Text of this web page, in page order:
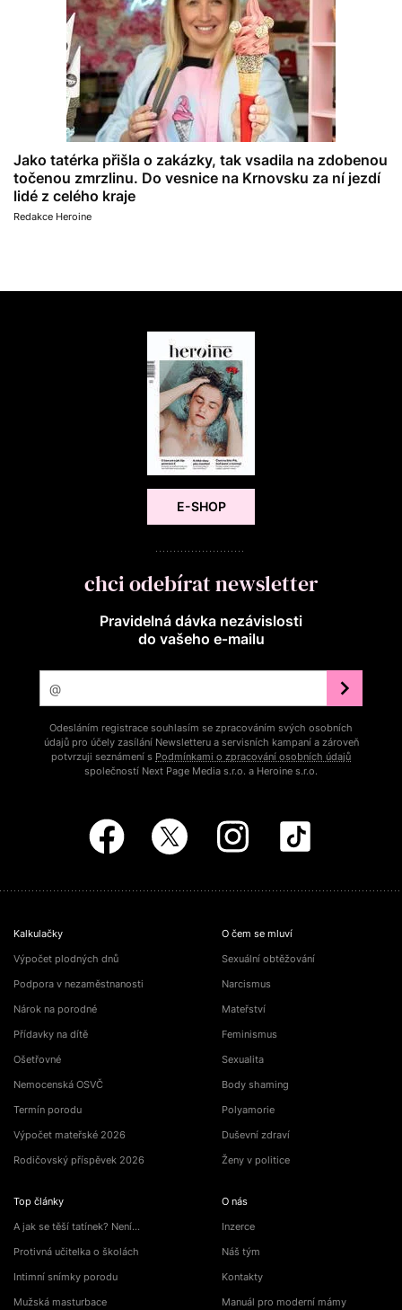
Jako tatérka přišla o zakázky, tak vsadila na zdobenou
točenou zmrzlinu. Do vesnice na Krnovsku za ní jezdí
lidé z celého kraje
Redakce Heroine
E-SHOP
chci odebírat newsletter
Pravidelná dávka nezávislosti
do vašeho e‑mailu
Odesláním registrace souhlasím se zpracováním svých osobních
údajů pro účely zasílání Newsletteru a servisních kampaní a zároveň
potvrzuji seznámení s Podmínkami o zpracování osobních údajů
společností Next Page Media s.r.o. a Heroine s.r.o.
Kalkulačky
Výpočet plodných dnů
Podpora v nezaměstnanosti
Nárok na porodné
Přídavky na dítě
Ošetřovné
Nemocenská OSVČ
Termín porodu
Výpočet mateřské 2026
Rodičovský příspěvek 2026
Top články
A jak se těší tatínek? Není…
Protivná učitelka o školách
Intimní snímky porodu
Mužská masturbace
O čem se mluví
Sexuální obtěžování
Narcismus
Mateřství
Feminismus
Sexualita
Body shaming
Polyamorie
Duševní zdraví
Ženy v politice
O nás
Inzerce
Náš tým
Kontakty
Manuál pro moderní mámy